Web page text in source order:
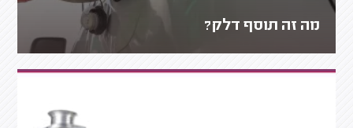
מה זה תוסף דלק?